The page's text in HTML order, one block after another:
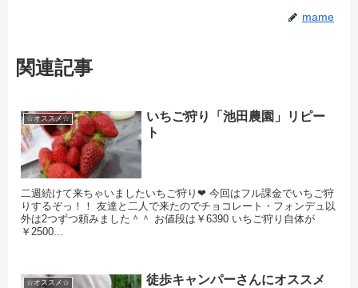
mame
関連記事
☆オススメ☆
いちご狩り「池田農園」リピー
ト
二週続けて来ちゃいましたいちご狩り❤ 今回はフル課金でいちご狩
りするぞっ！！ 友達と二人で来たのでチョコレート・フォンデュ以
外は2つずつ頼みました＾＾ お値段は￥6390 いちご狩り自体が
￥2500...
☆オススメ☆
徒歩キャンパーさんにオススメ